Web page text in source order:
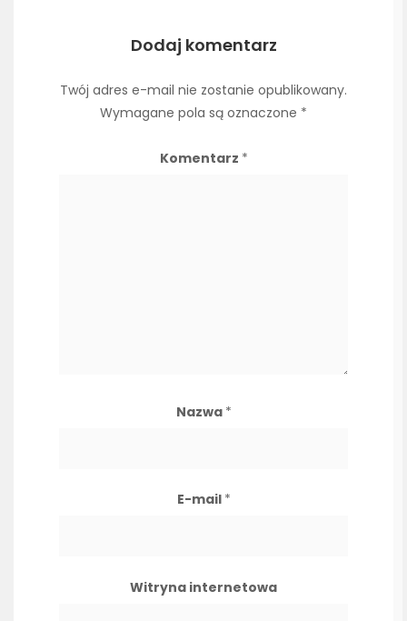
Dodaj komentarz
Twój adres e-mail nie zostanie opublikowany.
Wymagane pola są oznaczone *
Komentarz *
Nazwa *
E-mail *
Witryna internetowa